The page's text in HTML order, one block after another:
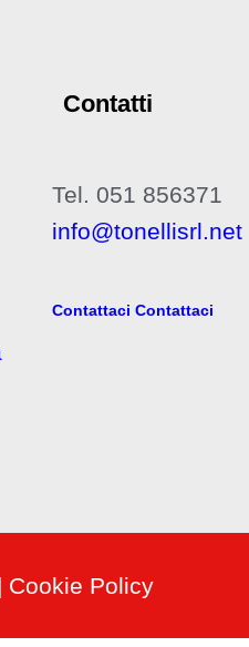
Contatti
Tel. 051 856371
info@tonellisrl.net
Contattaci Contattaci
Cookie Policy